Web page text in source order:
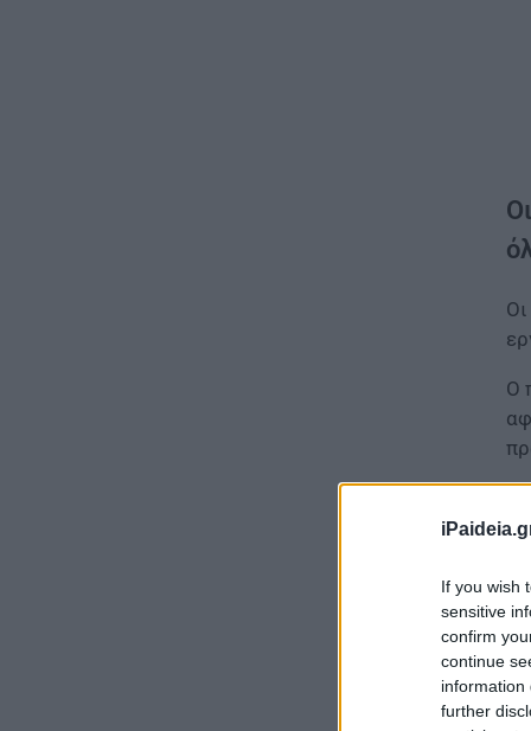
If you wish
sensitive
confirm
continue
information
further
Οι
Ο